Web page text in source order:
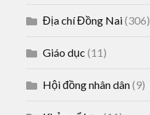
Địa chí Đồng Nai(306)
Giáo dục (11)
Hội đồng nhân dân(9)